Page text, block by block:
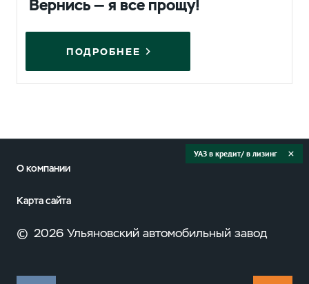
Вернись — я все прощу!
ПОДРОБНЕЕ
О компании
Карта сайта
© 2026 Ульяновский автомобильный завод
УАЗ в кредит/ в лизинг